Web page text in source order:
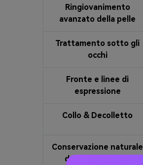
Ringiovanimento
avanzato della pelle
Trattamento sotto gli
occhi
Fronte e linee di
espressione
Collo & Decolletto
Conservazione naturale
della consistenza